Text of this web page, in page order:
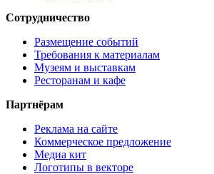
Сотрудничество
Размещение событий
Требования к материалам
Музеям и выставкам
Ресторанам и кафе
Партнёрам
Реклама на сайте
Коммерческое предложение
Медиа кит
Логотипы в векторе